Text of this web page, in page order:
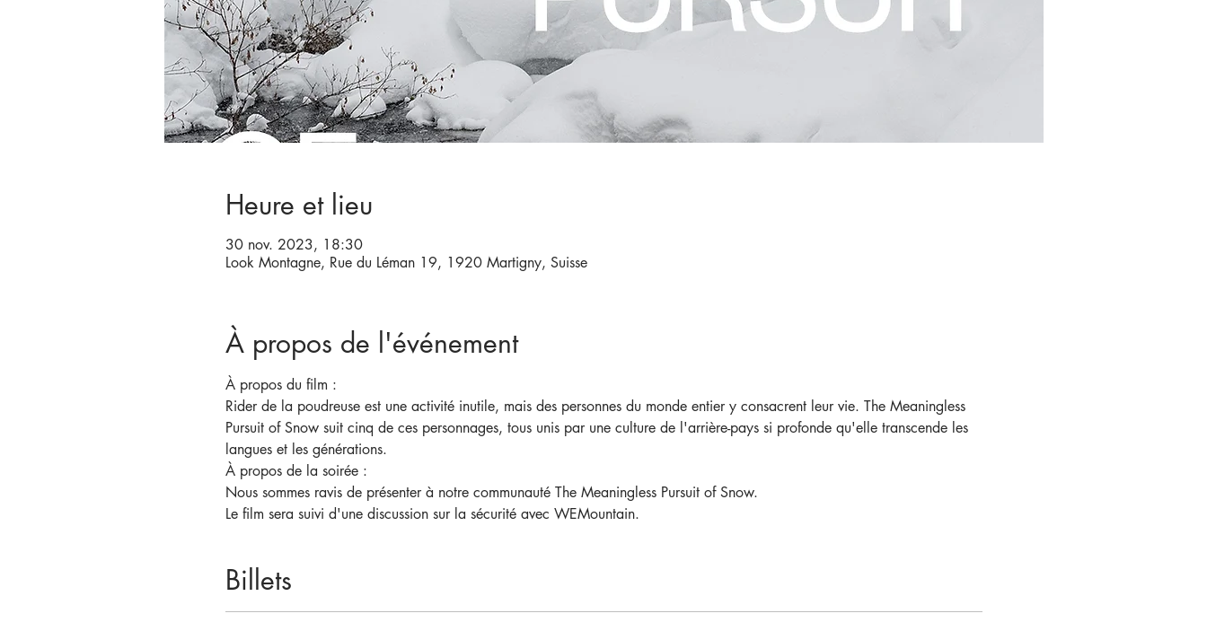
Heure et lieu
30 nov. 2023, 18:30
Look Montagne, Rue du Léman 19, 1920 Martigny, Suisse
À propos de l'événement
À propos du film :
Rider de la poudreuse est une activité inutile, mais des personnes du monde entier y consacrent leur vie. The Meaningless
Pursuit of Snow suit cinq de ces personnages, tous unis par une culture de l'arrière-pays si profonde qu'elle transcende les
langues et les générations.
À propos de la soirée :
Nous sommes ravis de présenter à notre communauté The Meaningless Pursuit of Snow.
Le film sera suivi d'une discussion sur la sécurité avec WEMountain.
Billets